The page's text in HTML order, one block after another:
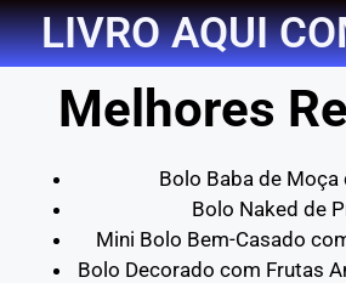
LIVRO AQUI
Melhores
Bolo Baba de Moça
Bolo Naked de
Mini Bolo Bem-Casado
Bolo Decorado com Frutas